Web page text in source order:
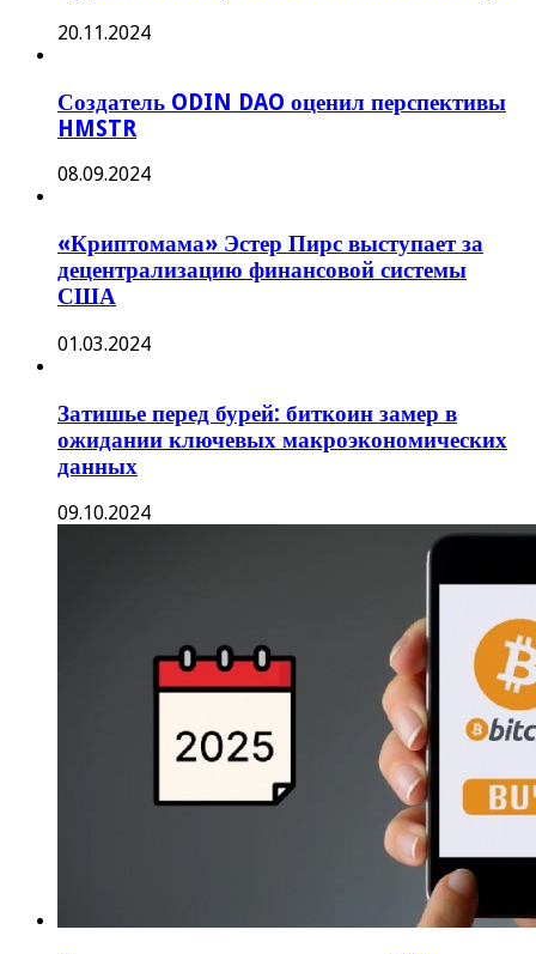
20.11.2024
Создатель ODIN DAO оценил перспективы
HMSTR
08.09.2024
«Криптомама» Эстер Пирс выступает за
децентрализацию финансовой системы
США
01.03.2024
Затишье перед бурей: биткоин замер в
ожидании ключевых макроэкономических
данных
09.10.2024